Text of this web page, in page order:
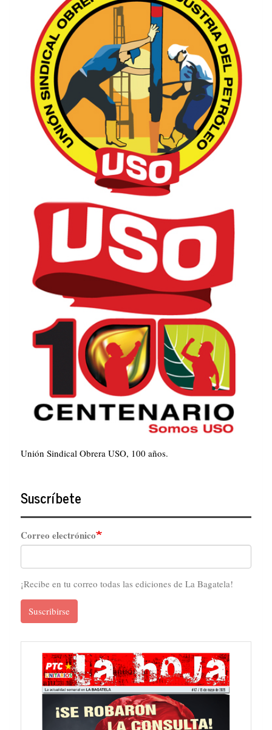
Unión Sindical Obrera USO, 100 años.
Suscríbete
Correo electrónico
¡Recibe en tu correo todas las ediciones de La Bagatela!
Suscribirse